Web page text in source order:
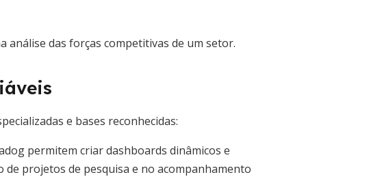
análise das forças competitivas de um setor.
e bases reconhecidas:
permitem criar dashboards dinâmicos e
projetos de pesquisa e no acompanhamento